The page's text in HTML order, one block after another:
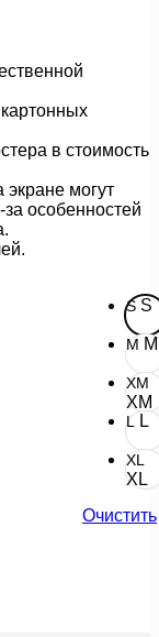
в стоимость
могут
особенностей
S S
M M
XM
XM
L L
XL
XL
Очистить